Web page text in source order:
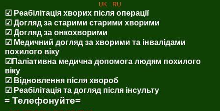
UK RU
☑ Реабілітація хворих після операції
☑ Догляд за старими старими хворими
☑ Догляд за онкохворими
☑ Медичний догляд за хворими та інвалідами
похилого віку
☑Паліативна медична допомога людям похилого
віку
☑ Відновлення після хвороб
☑ Реабілітація та догляд після інсульту
= Телефонуйте=